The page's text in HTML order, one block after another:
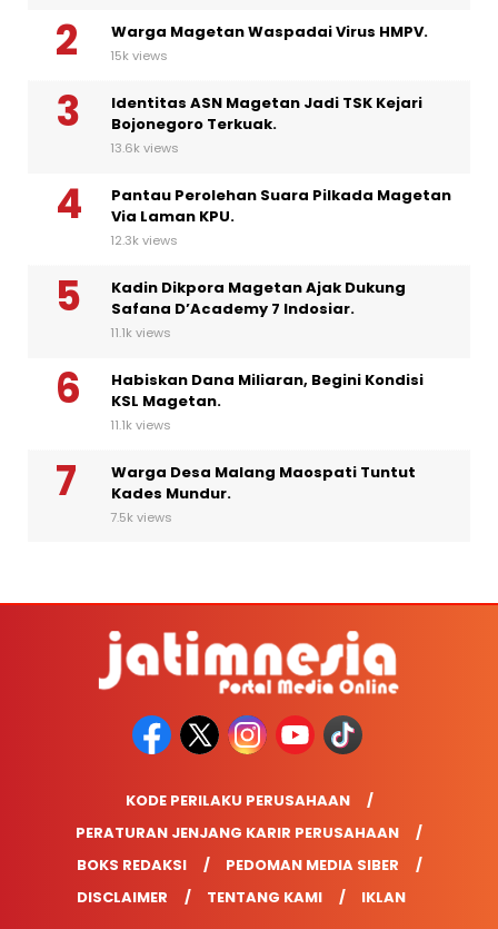
Warga Magetan Waspadai Virus HMPV.
15k views
Identitas ASN Magetan Jadi TSK Kejari
Bojonegoro Terkuak.
13.6k views
Pantau Perolehan Suara Pilkada Magetan
Via Laman KPU.
12.3k views
Kadin Dikpora Magetan Ajak Dukung
Safana D’Academy 7 Indosiar.
11.1k views
Habiskan Dana Miliaran, Begini Kondisi
KSL Magetan.
11.1k views
Warga Desa Malang Maospati Tuntut
Kades Mundur.
7.5k views
KODE PERILAKU PERUSAHAAN
PERATURAN JENJANG KARIR PERUSAHAAN
BOKS REDAKSI
PEDOMAN MEDIA SIBER
DISCLAIMER
TENTANG KAMI IKLAN